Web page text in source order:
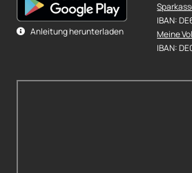
Anleitung herunterladen
IBAN:
Meine
IBAN: